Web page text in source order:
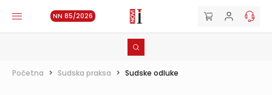
NN 85/2026
Početna > Sudska praksa > Sudske odluke